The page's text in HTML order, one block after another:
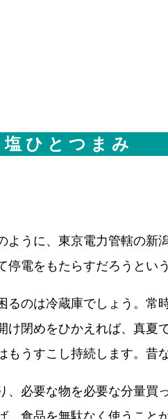
塩 ひ と つ ま み
うに、東京電力管轄の
電をもたらすだろうとい
のは冷蔵庫でしょう。常
閉めをひかえれば、真
うすこし持続します。昔
必要な物を必要な分量
食品を無駄なく使うこ